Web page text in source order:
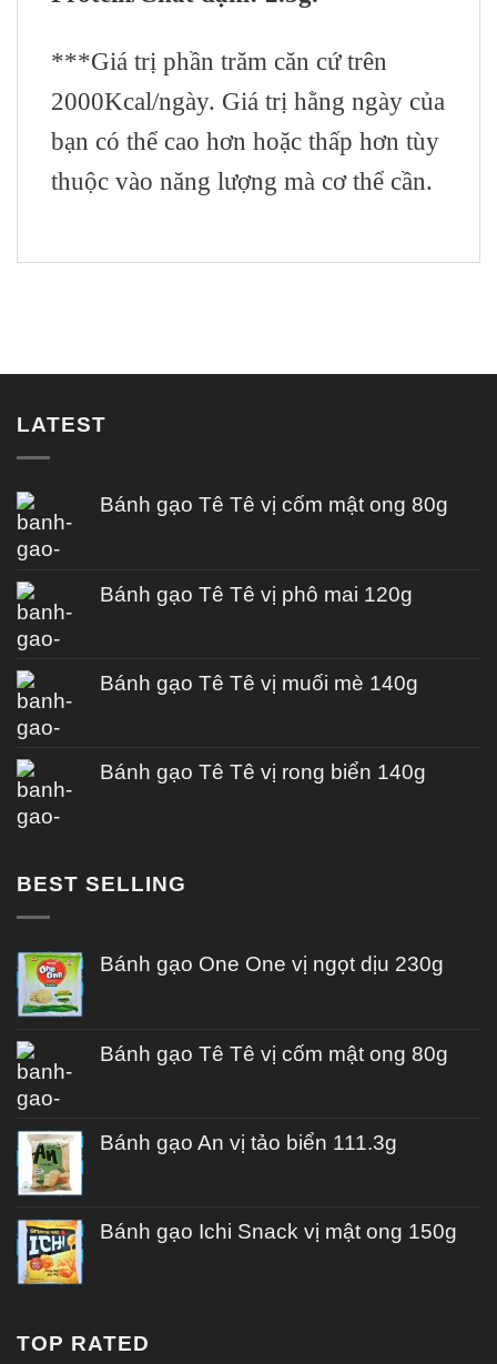
***Giá trị phần trăm căn cứ trên
2000Kcal/ngày. Giá trị hằng ngày của
bạn có thể cao hơn hoặc thấp hơn tùy
thuộc vào năng lượng mà cơ thể cần.
LATEST
Bánh gạo Tê Tê vị cốm mật ong 80g
Bánh gạo Tê Tê vị phô mai 120g
Bánh gạo Tê Tê vị muối mè 140g
Bánh gạo Tê Tê vị rong biển 140g
BEST SELLING
Bánh gạo One One vị ngọt dịu 230g
Bánh gạo Tê Tê vị cốm mật ong 80g
Bánh gạo An vị tảo biển 111.3g
Bánh gạo Ichi Snack vị mật ong 150g
TOP RATED